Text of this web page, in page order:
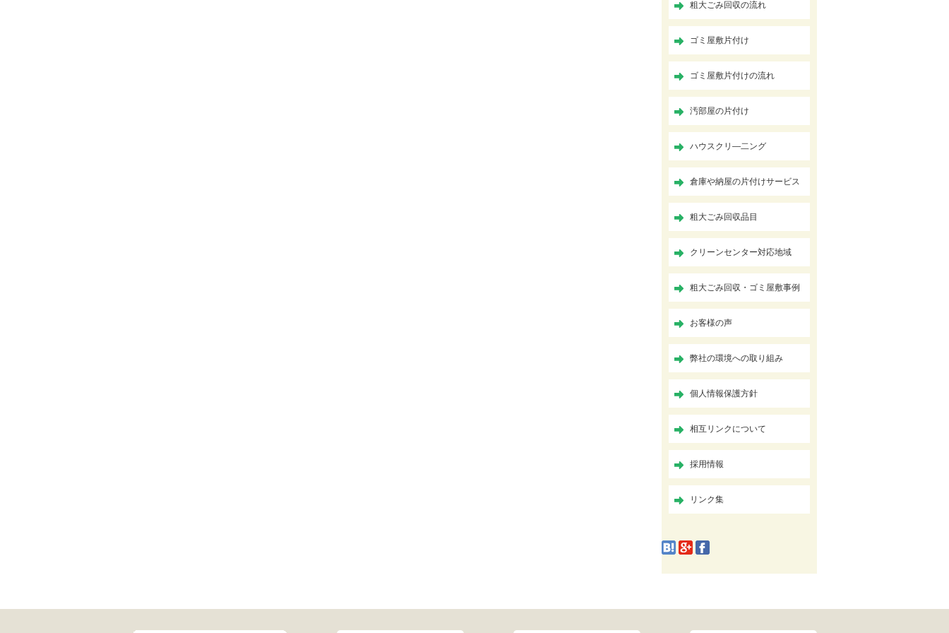
粗大ごみ回収の流れ
ゴミ屋敷片付け
ゴミ屋敷片付けの流れ
汚部屋の片付け
ハウスクリ―二ング
倉庫や納屋の片付けサービス
粗大ごみ回収品目
クリーンセンター対応地域
粗大ごみ回収・ゴミ屋敷事例
お客様の声
弊社の環境への取り組み
個人情報保護方針
相互リンクについて
採用情報
リンク集